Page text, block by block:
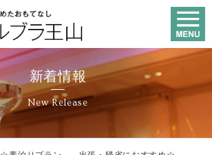
新着情報
New Release